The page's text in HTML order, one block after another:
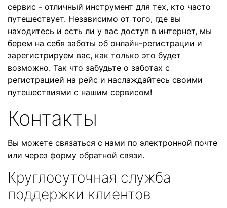
сервис - отличный инструмент для тех, кто часто
путешествует. Независимо от того, где вы
находитесь и есть ли у вас доступ в интернет, мы
берем на себя заботы об онлайн-регистрации и
зарегистрируем вас, как только это будет
возможно. Так что забудьте о заботах с
регистрацией на рейс и наслаждайтесь своими
путешествиями с нашим сервисом!
Контакты
Вы можете связаться с нами по электронной почте
или через форму обратной связи.
Круглосуточная служба
поддержки клиентов